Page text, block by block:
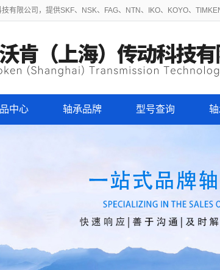
有限公司，提供SKF、NSK、FAG、NTN、IKO、KOYO、
中心 轴承品牌 型号查询